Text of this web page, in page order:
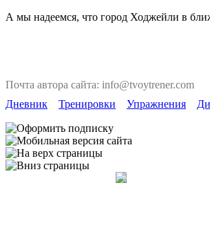
А мы надеемся, что город Ходжейли в
Почта автора сайта: info@tvoytrener.com
Дневник
Тренировки Упражнения